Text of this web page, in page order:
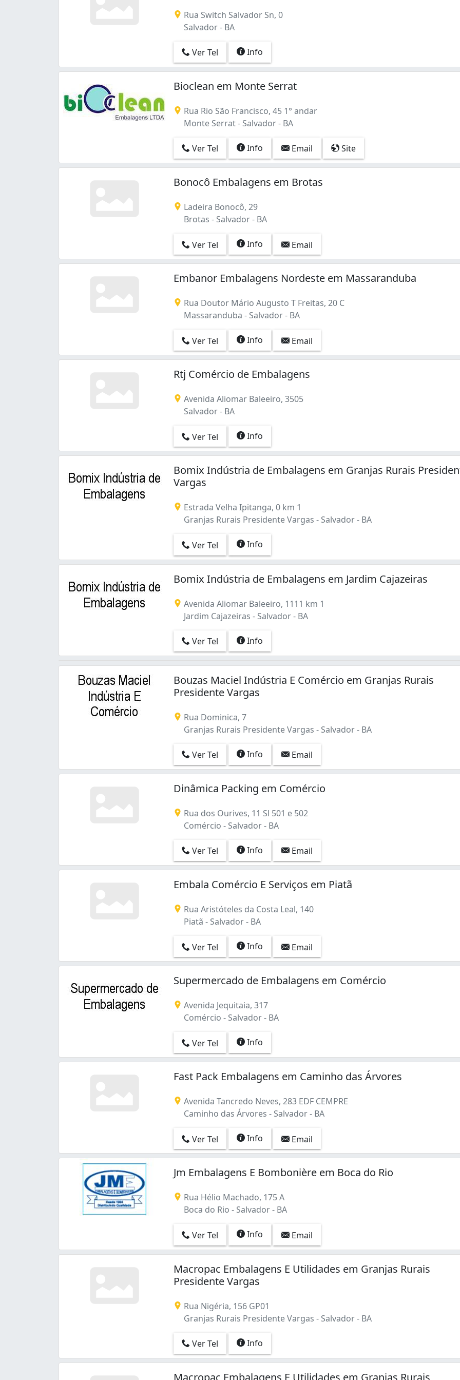
Periperi (4)
Pernambués (3)
Piatã (2)
Pirajá (4)
Rio Vermelho (7)
Rua Switch Salvador Sn, 0
Salvador - BA
Ver Tel Info
Bioclean em Monte Serrat
Rua Rio São Francisco, 45 1° andar
Monte Serrat - Salvador - BA
Ver Tel Info Email Site
Bonocô Embalagens em Brotas
Ladeira Bonocô, 29
Brotas - Salvador - BA
Ver Tel Info Email
Embanor Embalagens Nordeste em Massaranduba
Rua Doutor Mário Augusto T Freitas, 20 C
Massaranduba - Salvador - BA
Ver Tel Info Email
Rtj Comércio de Embalagens
Avenida Aliomar Baleeiro, 3505
Salvador - BA
Ver Tel Info
Bomix Indústria de Embalagens em Granjas Rurais
Vargas
Estrada Velha Ipitanga, 0 km 1
Granjas Rurais Presidente Vargas - Salvador - BA
Ver Tel Info
Bomix Indústria de Embalagens em Jardim Cajazeiras
Avenida Aliomar Baleeiro, 1111 km 1
Jardim Cajazeiras - Salvador - BA
Ver Tel Info
Bouzas Maciel Indústria E Comércio em Granjas Rurais
Presidente Vargas
Rua Dominica, 7
Granjas Rurais Presidente Vargas - Salvador - BA
Ver Tel Info Email
Dinâmica Packing em Comércio
Rua dos Ourives, 11 Sl 501 e 502
Comércio - Salvador - BA
Ver Tel Info Email
Embala Comércio E Serviços em Piatã
Rua Aristóteles da Costa Leal, 140
Piatã - Salvador - BA
Ver Tel Info Email
Supermercado de Embalagens em Comércio
Avenida Jequitaia, 317
Comércio - Salvador - BA
Ver Tel Info
Fast Pack Embalagens em Caminho das Árvores
Avenida Tancredo Neves, 283 EDF CEMPRE
Caminho das Árvores - Salvador - BA
Ver Tel Info Email
Jm Embalagens E Bombonière em Boca do Rio
Rua Hélio Machado, 175 A
Boca do Rio - Salvador - BA
Ver Tel Info Email
Macropac Embalagens E Utilidades em Granjas Rurais
Presidente Vargas
Rua Nigéria, 156 GP01
Granjas Rurais Presidente Vargas - Salvador - BA
Ver Tel Info
Macropac Embalagens E Utilidades em Granjas Rurais